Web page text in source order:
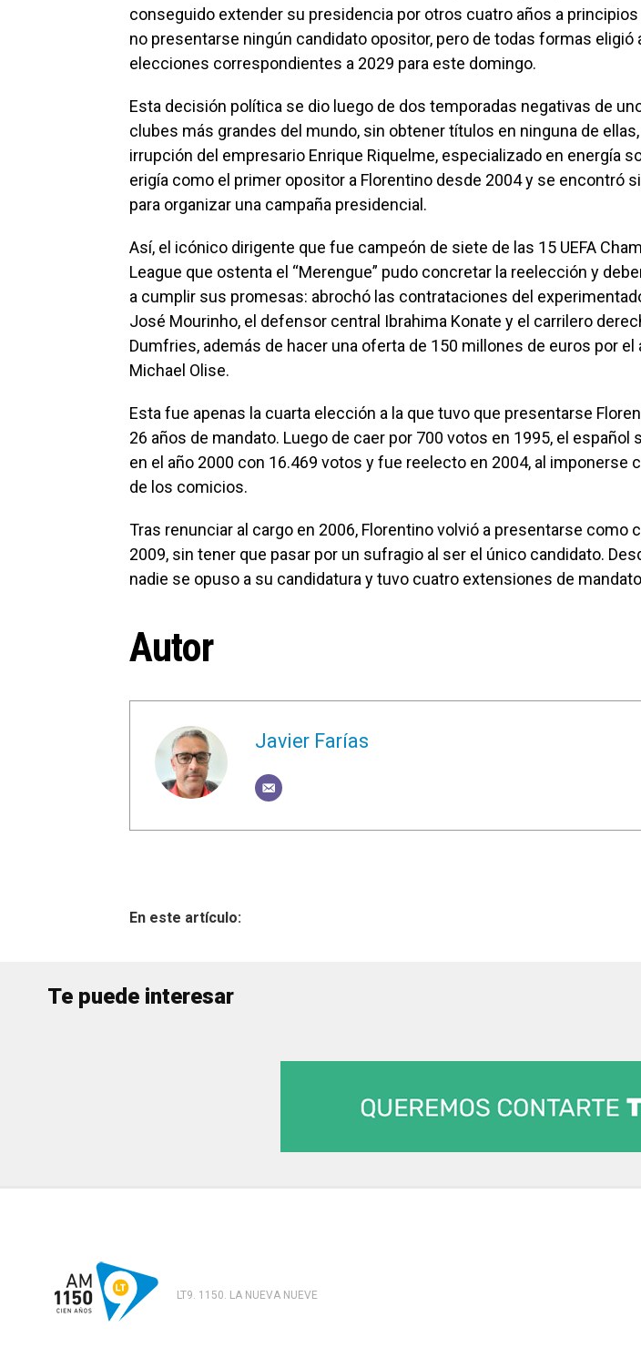
conseguido extender su presidencia por otros cuatro años a principios
no presentarse ningún candidato opositor, pero de todas formas eligió
elecciones correspondientes a 2029 para este domingo.
Esta decisión política se dio luego de dos temporadas negativas de
clubes más grandes del mundo, sin obtener títulos en ninguna de ellas,
irrupción del empresario Enrique Riquelme, especializado en energía
erigía como el primer opositor a Florentino desde 2004 y se encontró
para organizar una campaña presidencial.
Así, el icónico dirigente que fue campeón de siete de las 15 UEFA
League que ostenta el “Merengue” pudo concretar la reelección y
a cumplir sus promesas: abrochó las contrataciones del
José Mourinho, el defensor central Ibrahima Konate y el carrilero
Dumfries, además de hacer una oferta de 150 millones de euros por el
Michael Olise.
Esta fue apenas la cuarta elección a la que tuvo que presentarse
26 años de mandato. Luego de caer por 700 votos en 1995, el español
en el año 2000 con 16.469 votos y fue reelecto en 2004, al imponerse
de los comicios.
Tras renunciar al cargo en 2006, Florentino volvió a presentarse como
2009, sin tener que pasar por un sufragio al ser el único candidato.
nadie se opuso a su candidatura y tuvo cuatro extensiones de
Autor
Javier Farías
Te puede interesar
LT9. 1150. LA NUEVA NUEVE